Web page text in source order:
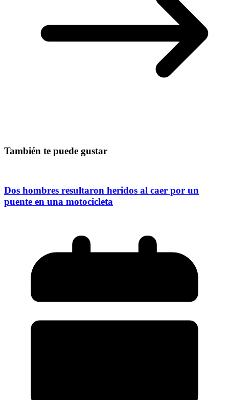
También te puede gustar
Dos hombres resultaron heridos al caer por un
puente en una motocicleta